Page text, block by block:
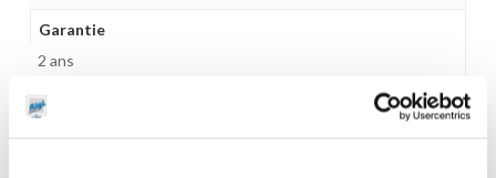
Garantie
2 ans
Gencode